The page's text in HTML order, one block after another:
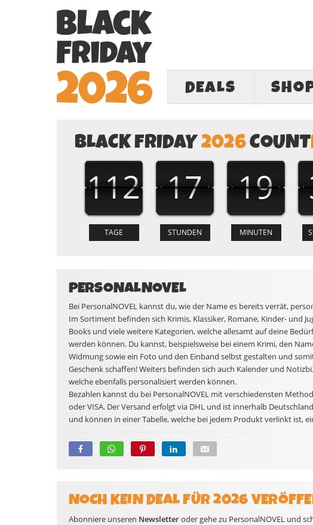
DEALS
BLACK FRIDAY2026COUNT
112 17 19
PERSONALNOVEL
Bei PersonalNOVEL kannst du, wie der Name es bereits verrät,
Im Sortiment befinden sich Krimis, Klassiker, Romane, Kinder- und
Books und viele weitere Kategorien, welche allesamt auf deine
werden können. Du kannst, beispielsweise bei einem Krimi, den
Widmung sowie ein Foto und den Einband selbst gestalten und
Geschenk schaffen! Weiters befinden sich auch Kalender und
welche ebenfalls personalisiert werden können.
Bezahlen kannst du bei PersonalNOVEL mit verschiedensten
oder VISA. Der Versand erfolgt via DHL und ist innerhalb
und können in einer Tabelle, welche bei jedem Produkt verlinkt ist,
NOCH KEIN DEAL FÜR 2026
Abonniere unseren Newsletteroder gehe zu PersonalNOVEL und